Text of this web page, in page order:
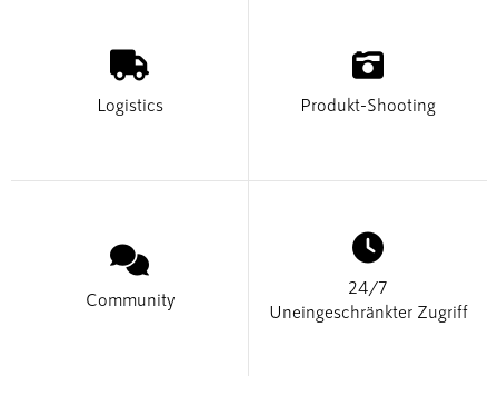

Logistics

Produkt-Shooting

Community

24/7
Uneingeschränkter Zugriff